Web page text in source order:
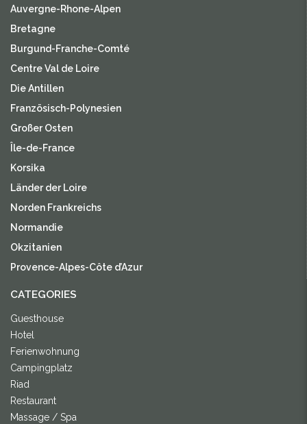
Auvergne-Rhone-Alpen
Bretagne
Burgund-Franche-Comté
Centre Val de Loire
Die Antillen
Französisch-Polynesien
Großer Osten
Île-de-France
Korsika
Länder der Loire
Norden Frankreichs
Normandie
Okzitanien
Provence-Alpes-Côte d’Azur
CATEGORIES
Guesthouse
Hotel
Ferienwohnung
Campingplatz
Riad
Restaurant
Massage / Spa